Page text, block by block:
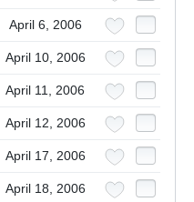
April 6, 2006
April 10, 2006
April 11, 2006
April 12, 2006
April 17, 2006
April 18, 2006